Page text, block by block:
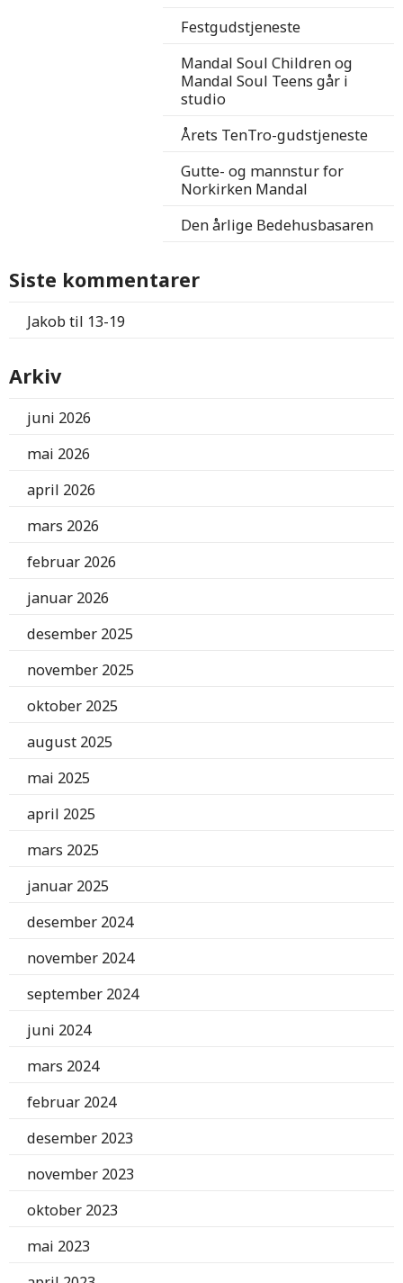
Festgudstjeneste
Mandal Soul Children og
Mandal Soul Teens går i
studio
Årets TenTro-gudstjeneste
Gutte- og mannstur for
Norkirken Mandal
Den årlige Bedehusbasaren
Siste kommentarer
Jakobtil 13-19
Arkiv
juni 2026
mai 2026
april 2026
mars 2026
februar 2026
januar 2026
desember 2025
november 2025
oktober 2025
august 2025
mai 2025
april 2025
mars 2025
januar 2025
desember 2024
november 2024
september 2024
juni 2024
mars 2024
februar 2024
desember 2023
november 2023
oktober 2023
mai 2023